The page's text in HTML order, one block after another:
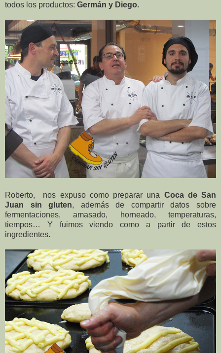
todos los productos: Germán y Diego.
Roberto, nos expuso como preparar una Coca de San
Juan sin gluten, además de compartir datos sobre
fermentaciones, amasado, horneado, temperaturas,
tiempos… Y fuimos viendo como a partir de estos
ingredientes.